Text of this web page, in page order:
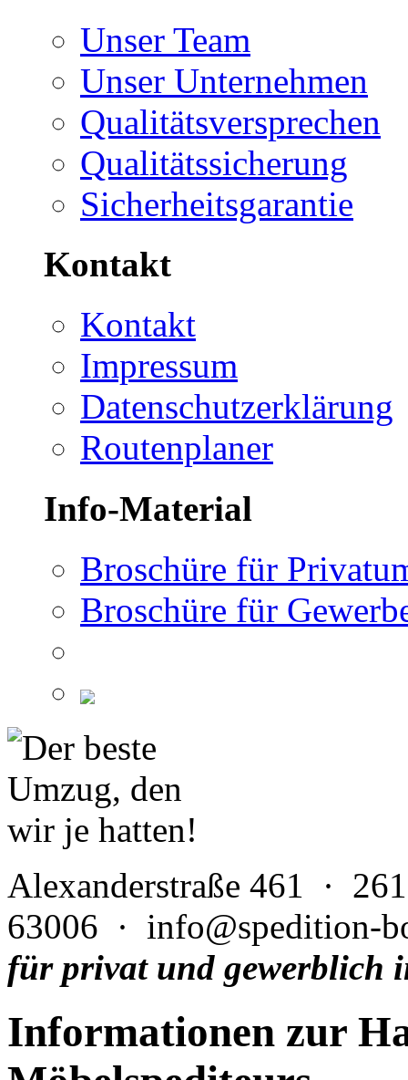
Unser Team
Unser Unternehmen
Qualitätsversprechen
Qualitätssicherung
Sicherheitsgarantie
Kontakt
Kontakt
Impressum
Datenschutzerklärung
Routenplaner
Info-Material
Broschüre für
Broschüre für
Alexanderstraße 461 ·
63006 · info@spedition-
für privat und gewerblich
Informationen zur